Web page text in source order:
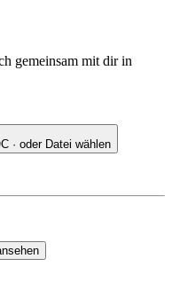
gemeinsam mit dir in
· oder Datei wählen